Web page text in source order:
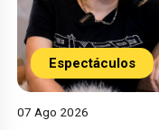
Espectáculos
07 Ago 2026